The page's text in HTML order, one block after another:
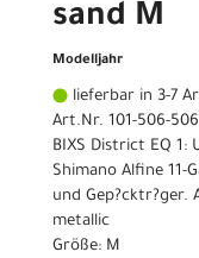
sand M
Modelljahr
lieferbar in 3-7
Art.Nr. 101-506-
BIXS District EQ 1:
Shimano Alfine 11-
und Gep?cktr?ger.
metallic
Größe: M